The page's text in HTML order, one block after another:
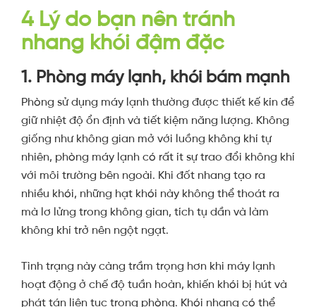
4 Lý do bạn nên tránh
nhang khói đậm đặc
1. Phòng máy lạnh, khói bám mạnh
Phòng sử dụng máy lạnh thường được thiết kế kín để
giữ nhiệt độ ổn định và tiết kiệm năng lượng. Không
giống như không gian mở với luồng không khí tự
nhiên, phòng máy lạnh có rất ít sự trao đổi không khí
với môi trường bên ngoài. Khi đốt nhang tạo ra
nhiều khói, những hạt khói này không thể thoát ra
mà lơ lửng trong không gian, tích tụ dần và làm
không khí trở nên ngột ngạt.
Tình trạng này càng trầm trọng hơn khi máy lạnh
hoạt động ở chế độ tuần hoàn, khiến khói bị hút và
phát tán liên tục trong phòng. Khói nhang có thể